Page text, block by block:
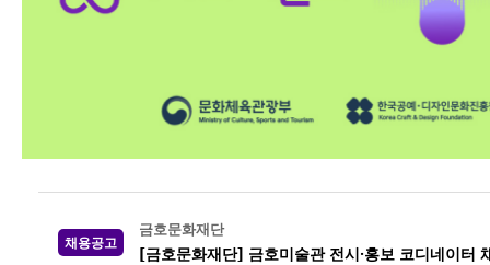
채용공고
금호문화재단
[금호문화재단] 금호미술관 전시·홍보 코디네이터